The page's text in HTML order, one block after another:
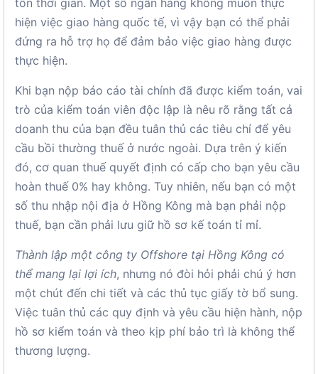
tốn thời gian. Một số ngân hàng không muốn thực
hiện việc giao hàng quốc tế, vì vậy bạn có thể phải
đứng ra hỗ trợ họ để đảm bảo việc giao hàng được
thực hiện.
Khi bạn nộp báo cáo tài chính đã được kiểm toán, vai
trò của kiểm toán viên độc lập là nêu rõ rằng tất cả
doanh thu của bạn đều tuân thủ các tiêu chí để yêu
cầu bồi thường thuế ở nước ngoài. Dựa trên ý kiến ​​
đó, cơ quan thuế quyết định có cấp cho bạn yêu cầu
hoàn thuế 0% hay không. Tuy nhiên, nếu bạn có một
số thu nhập nội địa ở Hồng Kông mà bạn phải nộp
thuế, bạn cần phải lưu giữ hồ sơ kế toán tỉ mỉ.
Thành lập một công ty Offshore tại Hồng Kông có
thể mang lại lợi ích, nhưng nó đòi hỏi phải chú ý hơn
một chút đến chi tiết và các thủ tục giấy tờ bổ sung.
Việc tuân thủ các quy định và yêu cầu hiện hành, nộp
hồ sơ kiểm toán và theo kịp phí bảo trì là không thể
thương lượng.